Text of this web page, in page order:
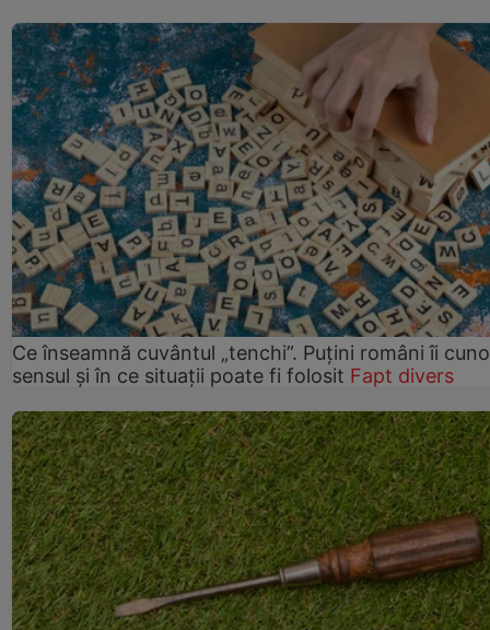
Ce înseamnă cuvântul „tenchi”. Puțini români îi
sensul și în ce situații poate fi folosit Fapt divers